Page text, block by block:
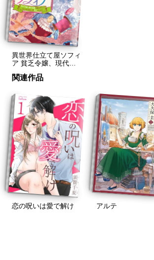
異世界仕立て屋ソフィ
ア 貧乏令嬢、現代知
の暮らしを豊かにしま
関連作品
恋の呪いは愛で解け アルテ